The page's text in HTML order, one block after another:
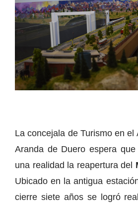
La concejala de Turismo en el
Aranda de Duero espera
una realidad la reapertura del
Ubicado en la antigua
cierre siete años se logró